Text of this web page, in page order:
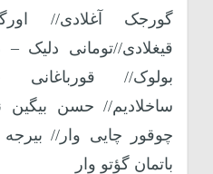
گورجک آغلادی//
قیغلادی//تومانی دلیک –
بولوک// قورباغانی
ساخلادیم// حسن بیگین
چوقور چایی وار// بیرجه
باتمان گؤتو وار